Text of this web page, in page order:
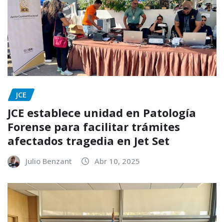
JCE
JCE establece unidad en Patología
Forense para facilitar trámites
afectados tragedia en Jet Set
Julio Benzant Abr 10, 2025